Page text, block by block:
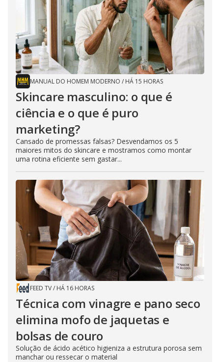
MANUAL DO HOMEM MODERNO / HÁ 15 HORAS
Skincare masculino: o que é
ciência e o que é puro
marketing?
Cansado de promessas falsas? Desvendamos os 5
maiores mitos do skincare e mostramos como montar
uma rotina eficiente sem gastar...
FEED TV/ HÁ 16 HORAS
Técnica com vinagre e pano seco
elimina mofo de jaquetas e
bolsas de couro
Solução de ácido acético higieniza a estrutura porosa sem
manchar ou ressecar o material